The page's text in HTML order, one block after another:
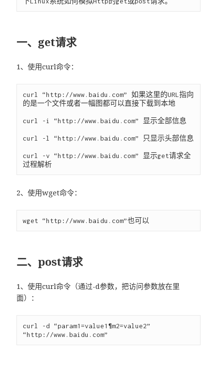
一、get请求
1、使用curl命令：
curl “http://www.baidu.com” 如果这里的URL指向
的是一个文件或者一幅图都可以直接下载到本地
curl -i “http://www.baidu.com” 显示全部信息
curl -l “http://www.baidu.com” 只显示头部信息
curl -v “http://www.baidu.com” 显示get请求全
2、使用wget命令：
二、post请求
1、使用curl命令（通过-d参数，把访问参数放在里
面）：
curl -d “param1=value1¶m2=value2”